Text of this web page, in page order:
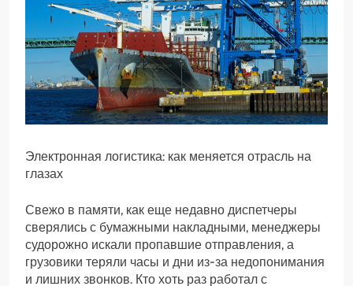
Электронная логистика: как меняется отрасль на
глазах
Свежо в памяти, как еще недавно диспетчеры
сверялись с бумажными накладными, менеджеры
судорожно искали пропавшие отправления, а
грузовики теряли часы и дни из-за недопонимания
и лишних звонков. Кто хоть раз работал с